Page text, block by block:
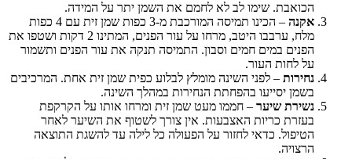
הכואבת. שימו לב לא לחמם את השמן יתר על המידה.
אקנה
– הכינו תמיסה המורכבת מ-3 כפות שמן זית עם 4 כפות
מלח, ערבבו היטב, מרחו על עור הפנים, המתינו 2 דקות ושטפו את
הפנים במים חמים וסבון. התמיסה תנקה את עור הפנים ותשמור
על לחות העור.
נחירות – לפני השינה מומלץ לבלוע כפית שמן זית אחת. המרכיבים
בשמן יסייעו בהפחתת הנחירות במהלך השינה.
נשירת שיער– חממו מעט שמן זית ומרחו אותו על הקרקפת
בעזרת כריות האצבעות. אין צורך לשטוף את השיער לאחר
הטיפול. כדאי לחזור על הפעולה כל לילה עד להשגת התוצאה
הרצויה.